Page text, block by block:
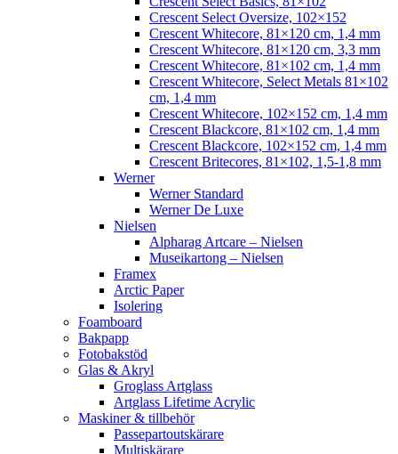
Crescent Select Oversize, 102×152
Crescent Whitecore, 81×120 cm, 1,4 mm
Crescent Whitecore, 81×120 cm, 3,3 mm
Crescent Whitecore, 81×102 cm, 1,4 mm
Crescent Whitecore, Select Metals 81×102
cm, 1,4 mm
Crescent Whitecore, 102×152 cm, 1,4 mm
Crescent Blackcore, 81×102 cm, 1,4 mm
Crescent Blackcore, 102×152 cm, 1,4 mm
Crescent Britecores, 81×102, 1,5-1,8 mm
Werner
Werner Standard
Werner De Luxe
Nielsen
Alpharag Artcare – Nielsen
Museikartong – Nielsen
Framex
Arctic Paper
Isolering
Foamboard
Bakpapp
Fotobakstöd
Glas & Akryl
Groglass Artglass
Artglass Lifetime Acrylic
Maskiner & tillbehör
Passepartoutskärare
Multiskärare